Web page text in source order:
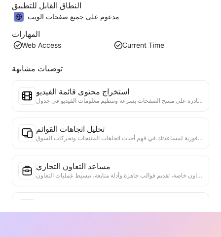
النطاق القابل للتطبيق
مدعوم على جميع صفحات الويب
المهارات
Web Access Current Time
توصيات مشابهة
استخراج محتوى قائمة الفيديو
أداة فعالة لاستخراج محتوى الفيديو من صفحات الويب، قادرة على مسح الصفحات بسرعة وتنظيم معلومات الفيديو في جدول Markdown منظم.
تحليل اتجاهات القوائم
تحليل بيانات القوائم الحالية، وإنتاج تقرير الاتجاهات. التعرف على الفئات الشائعة، وأنواع المنتجات التي ترتفع بسرعة، والتقنيات الناشئة. تقديم رؤى سوقية فورية لمساعدتك في فهم أحدث اتجاهات المنتجات وتحركات السوق.
مساعد التعاون التجاري
تحويل معلومات الويب إلى مقترحات تجارية مخصصة، رسائل تعاون خاصة، تقديم قوالب جاهزة وأدلة متابعة، تبسيط عمليات التعاون.
استنادًا إلى محتوى الويب، يتم التعرف تلقائيًا على الصناعة التي تنتمي إليها الشركة وأهم المنافسين. يتم إنشاء تقرير تحليل تفصيلي عن هيكل المنافسة، بما في ذلك حصة السوق، مقارنة المنتجات وتحليل SWOT، مما يساعد على فهم موقع الشركة في الصناعة.